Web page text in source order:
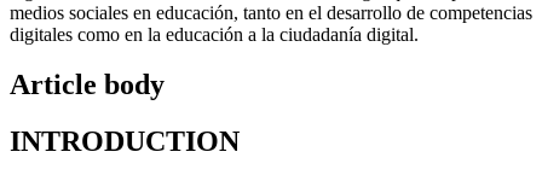
medios sociales en educación, tanto en el desarrollo de competencias
digitales como en la educación a la ciudadanía digital.
Article body
INTRODUCTION